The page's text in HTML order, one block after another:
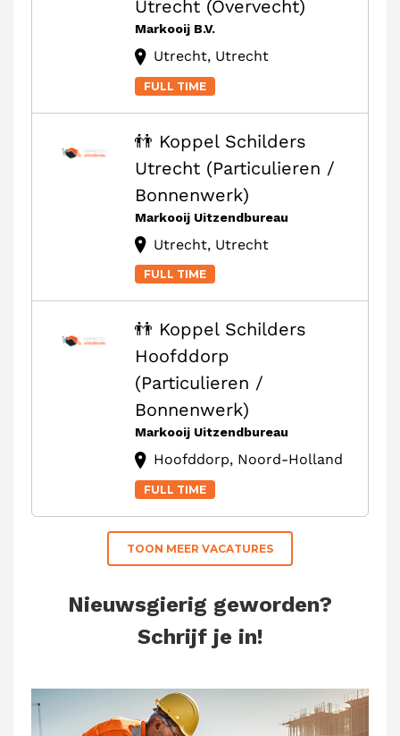
Utrecht (Overvecht)
Markooij B.V.
Utrecht, Utrecht
FULL TIME
👬 Koppel Schilders
Utrecht (Particulieren /
Bonnenwerk)
Markooij Uitzendbureau
Utrecht, Utrecht
FULL TIME
👬 Koppel Schilders
Hoofddorp
(Particulieren /
Bonnenwerk)
Markooij Uitzendbureau
Hoofddorp, Noord-Holland
FULL TIME
TOON MEER VACATURES
Nieuwsgierig geworden?
Schrijf je in!